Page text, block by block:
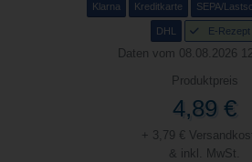
Klarna Kreditkarte SEPA/
DHL E-Rezept
Daten vom 08.08.2026
Produktpreis
4,89 €
+ 3,79 €
& inkl. MwSt.